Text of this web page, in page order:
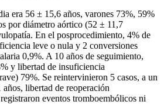
era 56 ± 15,6 años, varones 73%, 59%
por diámetro aórtico (52 ± 11,7
En el posprocedimiento, 4% de
leve o nula y 2 conversiones
0,9%. A 10 años de seguimiento,
y libertad de insuficiencia
79%. Se reintervinieron 5 casos, a un
libertad de reoperación
eventos tromboembólicos ni